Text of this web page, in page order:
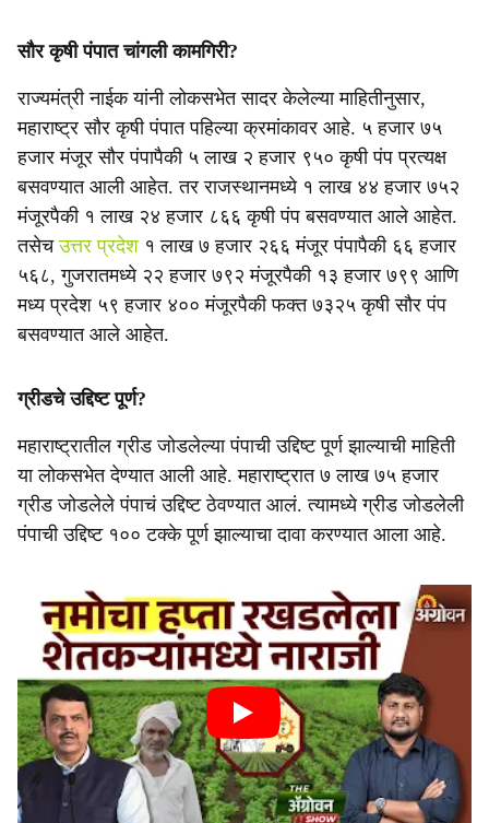
सौर कृषी पंपात चांगली कामगिरी?
राज्यमंत्री नाईक यांनी लोकसभेत सादर केलेल्या माहितीनुसार,
महाराष्ट्र सौर कृषी पंपात पहिल्या क्रमांकावर आहे. ५ हजार ७५
हजार मंजूर सौर पंपापैकी ५ लाख २ हजार ९५० कृषी पंप प्रत्यक्ष
बसवण्यात आली आहेत. तर राजस्थानमध्ये १ लाख ४४ हजार ७५२
मंजूरपैकी १ लाख २४ हजार ८६६ कृषी पंप बसवण्यात आले आहेत.
तसेचउत्तर प्रदेश १ लाख ७ हजार २६६ मंजूर पंपापैकी ६६ हजार
५६८, गुजरातमध्ये २२ हजार ७९२ मंजूरपैकी १३ हजार ७९९ आणि
मध्य प्रदेश ५९ हजार ४०० मंजूरपैकी फक्त ७३२५ कृषी सौर पंप
बसवण्यात आले आहेत.
ग्रीडचे उद्दिष्ट पूर्ण?
महाराष्ट्रातील ग्रीड जोडलेल्या पंपाची उद्दिष्ट पूर्ण झाल्याची माहिती
या लोकसभेत देण्यात आली आहे. महाराष्ट्रात ७ लाख ७५ हजार
ग्रीड जोडलेले पंपाचं उद्दिष्ट ठेवण्यात आलं. त्यामध्ये ग्रीड जोडलेली
पंपाची उद्दिष्ट १०० टक्के पूर्ण झाल्याचा दावा करण्यात आला आहे.